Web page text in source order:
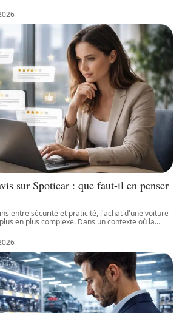
sur Spoticar : que faut-il en penser
entre sécurité et praticité, l'achat d'une voiture
en plus complexe. Dans un contexte où la…